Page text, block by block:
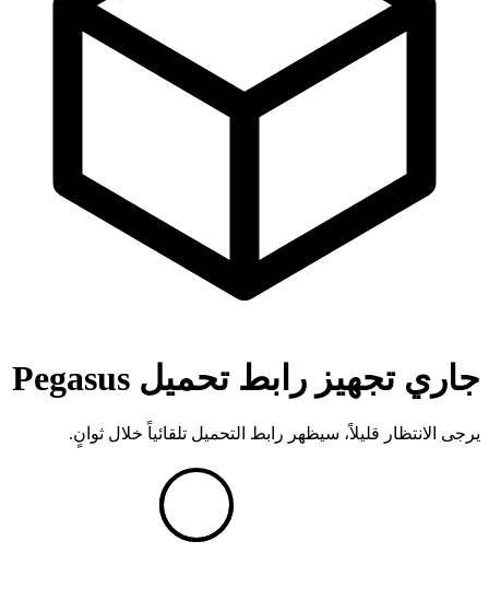
جاري تجهيز رابط تحميل Pegasus
يرجى الانتظار قليلاً، سيظهر رابط التحميل تلقائياً خلال ثوانٍ.